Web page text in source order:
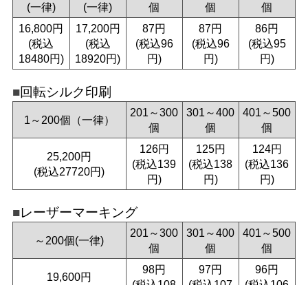
(一律)
(一律)
個
個
個
16,800円
(税込
18480円)
17,200円
(税込
18920円)
87円
(税込96
円)
87円
(税込96
円)
86円
(税込95
円)
回転シルク印刷
1～200個（一律）
201～300
個
301～400
個
401～500
個
25,200円
(税込27720円)
126円
(税込139
円)
125円
(税込138
円)
124円
(税込136
円)
レーザーマーキング
～200個(一律)
201～300
個
301～400
個
401～500
個
19,600円
98円
97円
96円